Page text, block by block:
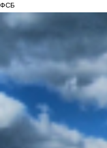
ФСБ